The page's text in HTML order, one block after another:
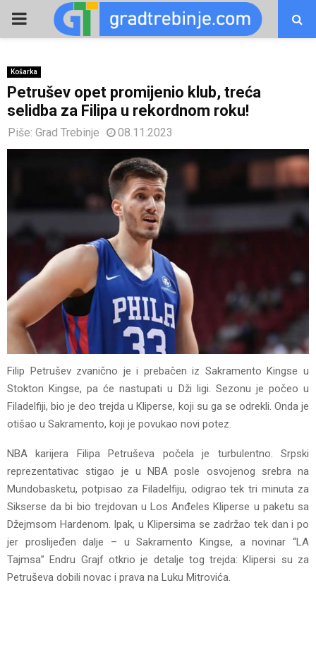
PRIMARY
Košarka
Petrušev opet promijenio klub, treća
selidba za Filipa u rekordnom roku!
Piše: Grad Trebinje 08.11.2023
Filip Petrušev zvanično je i prebačen iz Sakramento Kingse u
Stokton Kingse, pa će nastupati u Dži ligi. Sezonu je počeo u
Filadelfiji, bio je deo trejda u Kliperse, koji su ga se odrekli. Onda je
otišao u Sakramento, koji je povukao novi potez.
NBA karijera Filipa Petruševa počela je turbulentno. Srpski
reprezentativac stigao je u NBA posle osvojenog srebra na
Mundobasketu, potpisao za Filadelfiju, odigrao tek tri minuta za
Sikserse da bi bio trejdovan u Los Anđeles Kliperse u paketu sa
Džejmsom Hardenom. Ipak, u Klipersima se zadržao tek dan i po
jer proslijeđen dalje – u Sakramento Kingse, a novinar “LA
Tajmsa” Endru Grajf otkrio je detalje tog trejda: Klipersi su za
Petruševa dobili novac i prava na Luku Mitrovića.